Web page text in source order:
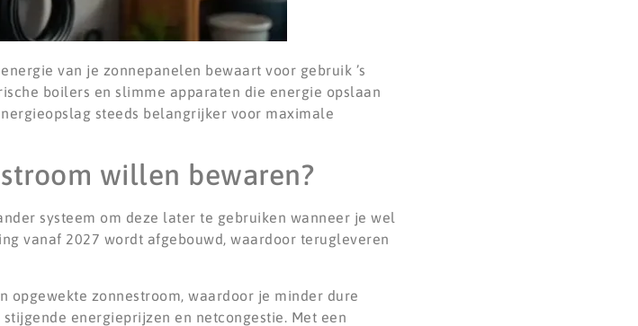
van je zonnepanelen bewaart voor gebruik ’s
boilers en slimme apparaten die energie opslaan
steeds belangrijker voor maximale
willen bewaren?
systeem om deze later te gebruiken wanneer je wel
vanaf 2027 wordt afgebouwd, waardoor terugleveren
opgewekte zonnestroom, waardoor je minder dure
energieprijzen en netcongestie. Met een